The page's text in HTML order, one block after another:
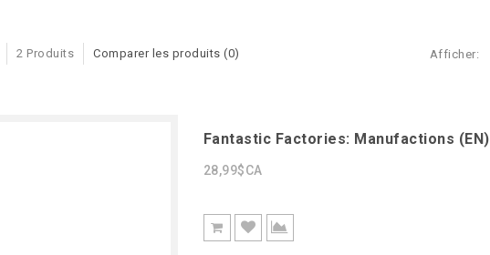
2 Produits Comparer les produits (0) Afficher:
Fantastic Factories: Manufactions (EN)
28,99$CA